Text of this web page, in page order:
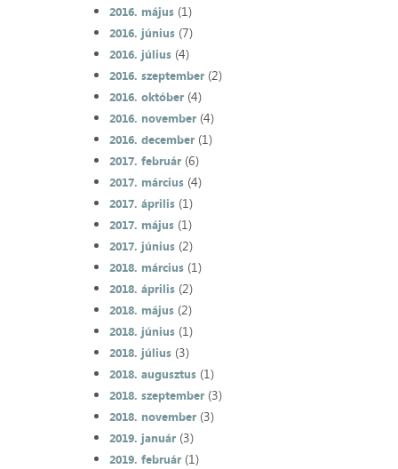
2016. május(1)
2016. június(7)
2016. július(4)
2016. szeptember(2)
2016. október(4)
2016. november(4)
2016. december(1)
2017. február(6)
2017. március(4)
2017. április(1)
2017. május(1)
2017. június(2)
2018. március(1)
2018. április(2)
2018. május(2)
2018. június(1)
2018. július(3)
2018. augusztus(1)
2018. szeptember(3)
2018. november(3)
2019. január(3)
2019. február(1)